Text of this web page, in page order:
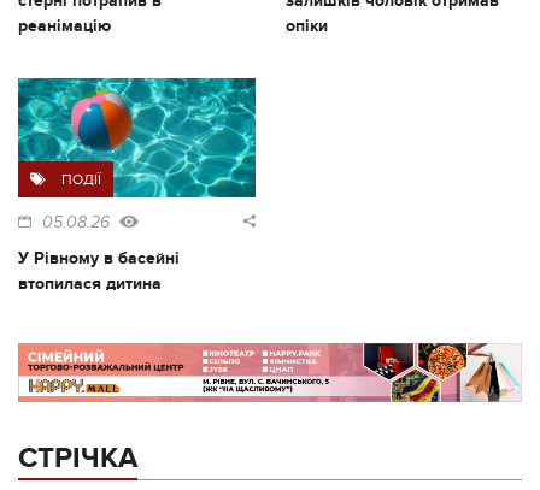
реанімацію
опіки
ПОДІЇ
05.08.26
У Рівному в басейні
втопилася дитина
СТРІЧКА